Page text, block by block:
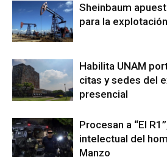
Sheinbaum
para la
Habilita UNAM
citas y sedes del
presencial
Procesan a “El
intelectual del
Manzo